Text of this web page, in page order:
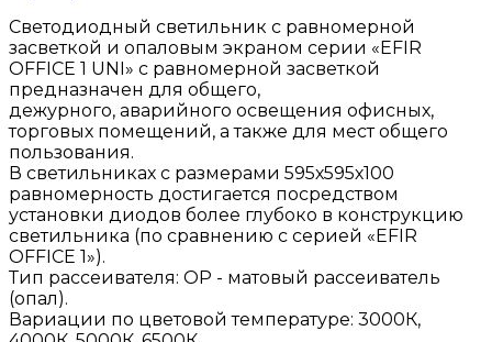
Светодиодный светильник с равномерной
засветкой и опаловым экраном серии «EFIR
OFFICE 1 UNI» с равномерной засветкой
предназначен для общего,
дежурного, аварийного освещения офисных,
торговых помещений, а также для мест общего
пользования.
В светильниках с размерами 595х595х100
равномерность достигается посредством
установки диодов более глубоко в конструкцию
светильника (по сравнению с серией «EFIR
OFFICE 1»).
Тип рассеивателя: ОР - матовый рассеиватель
(опал).
Вариации по цветовой температуре: 3000К,